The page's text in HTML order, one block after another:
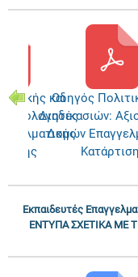
και
Αξιολογητές
Οδηγός
Διαδικασιών:
Δομών
Εκπαιδευτές
ΕΝΤΥΠΑ ΣΧΕΤΙΚΑ ΜΕ